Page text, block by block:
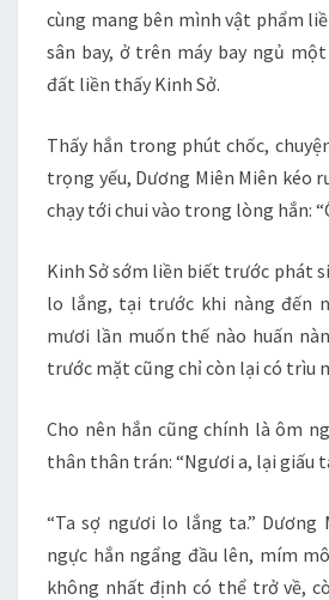
cùng mang bên mình vật phẩm
sân bay, ở trên máy bay ngủ
đất liền thấy Kinh Sở.
Thấy hắn trong phút chốc,
trọng yếu, Dương Miên Miên kéo
chạy tới chui vào trong lòng hắn:
Kinh Sở sớm liền biết trước phát
lo lắng, tại trước khi nàng đến
mươi lần muốn thế nào huấn
trước mặt cũng chỉ còn lại có trìu
Cho nên hắn cũng chính là ôm
thân thân trán: “Ngươi a, lại giấu
“Ta sợ ngươi lo lắng ta.”
ngực hắn ngẩng đầu lên, mím
không nhất định có thể trở về,